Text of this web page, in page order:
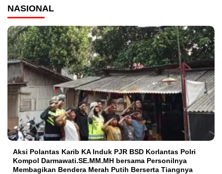
NASIONAL
Aksi Polantas Karib KA Induk PJR BSD Korlantas Polri
Kompol Darmawati.SE.MM.MH bersama Personilnya
Membagikan Bendera Merah Putih Berserta Tiangnya